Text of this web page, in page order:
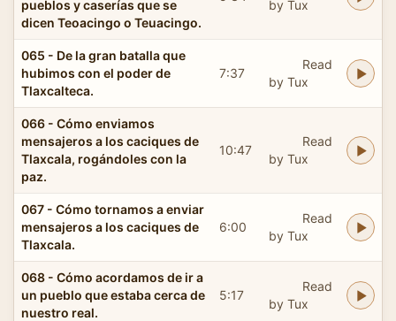
pueblos y caserías que se
dicen Teoacingo o Teuacingo.
by Tux
065 - De la gran batalla que
hubimos con el poder de
Tlaxcalteca.
7:37
Read
by Tux
066 - Cómo enviamos
mensajeros a los caciques de
Tlaxcala, rogándoles con la
paz.
10:47
Read
by Tux
067 - Cómo tornamos a enviar
mensajeros a los caciques de
Tlaxcala.
6:00
Read
by Tux
068 - Cómo acordamos de ir a
un pueblo que estaba cerca de
nuestro real.
5:17
Read
by Tux